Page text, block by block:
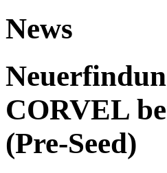
News
CORVEL
(Pre-Seed)